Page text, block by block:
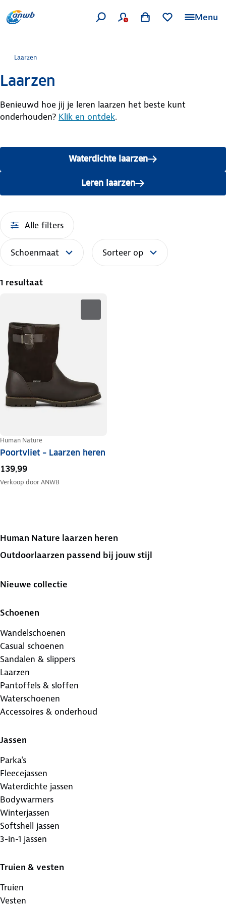
Menu
Laarzen
Laarzen
Benieuwd hoe jij je leren laarzen het beste kunt
onderhouden? Klik en ontdek.
Waterdichte laarzen
Leren laarzen
Alle filters
Schoenmaat Sorteer op
1 resultaat
Human Nature
Poortvliet – Laarzen heren
139,99
Verkoop doorANWB
Human Nature laarzen heren
Outdoorlaarzen passend bij jouw stijl
Nieuwe collectie
Schoenen
Wandelschoenen
Casual schoenen
Sandalen & slippers
Laarzen
Pantoffels & sloffen
Waterschoenen
Accessoires & onderhoud
Jassen
Parka's
Fleecejassen
Waterdichte jassen
Bodywarmers
Winterjassen
Softshell jassen
3-in-1 jassen
Truien & vesten
Truien
Vesten